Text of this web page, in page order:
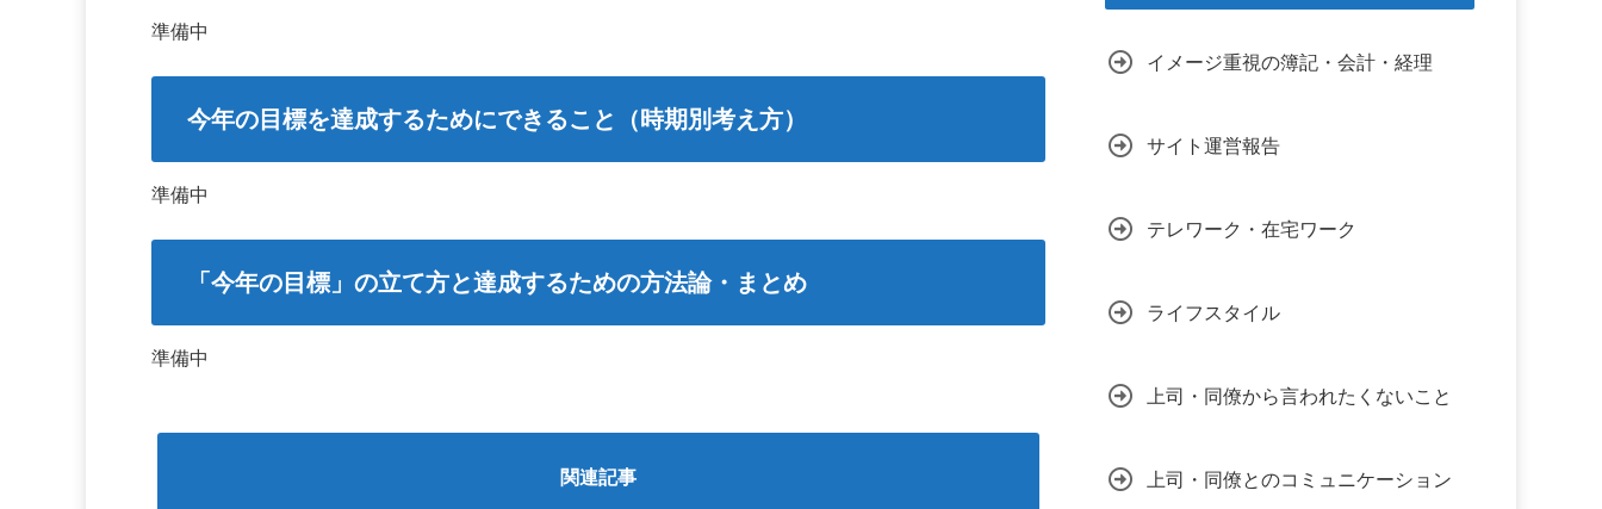
準備中
今年の目標を達成するためにできること（時期別考え方）
準備中
「今年の目標」の立て方と達成するための方法論・まとめ
準備中
関連記事
イメージ重視の簿記・会計・経理
サイト運営報告
テレワーク・在宅ワーク
ライフスタイル
上司・同僚から言われたくないこと
上司・同僚とのコミュニケーション